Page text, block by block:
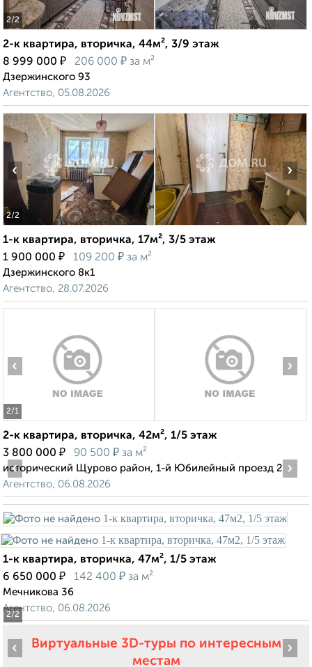
2/2
2-к квартира, вторичка, 44м², 3/9 этаж
8 999 000 ₽ 206 000 ₽ за м²
Дзержинского 93
Агентство, 05.08.2026
2/2
‹ ›
1-к квартира, вторичка, 17м², 3/5 этаж
1 900 000 ₽ 109 200 ₽ за м²
Дзержинского 8к1
Агентство, 28.07.2026
2/1
‹ ›
2-к квартира, вторичка, 42м², 1/5 этаж
3 800 000 ₽ 90 500 ₽ за м²
исторический Щурово район, 1-й Юбилейный проезд 2
Агентство, 06.08.2026
2/2
‹ ›
1-к квартира, вторичка, 47м², 1/5 этаж
6 650 000 ₽ 142 400 ₽ за м²
Мечникова 36
Агентство, 06.08.2026
Виртуальные 3D-туры по интересным
местам
‹ ›